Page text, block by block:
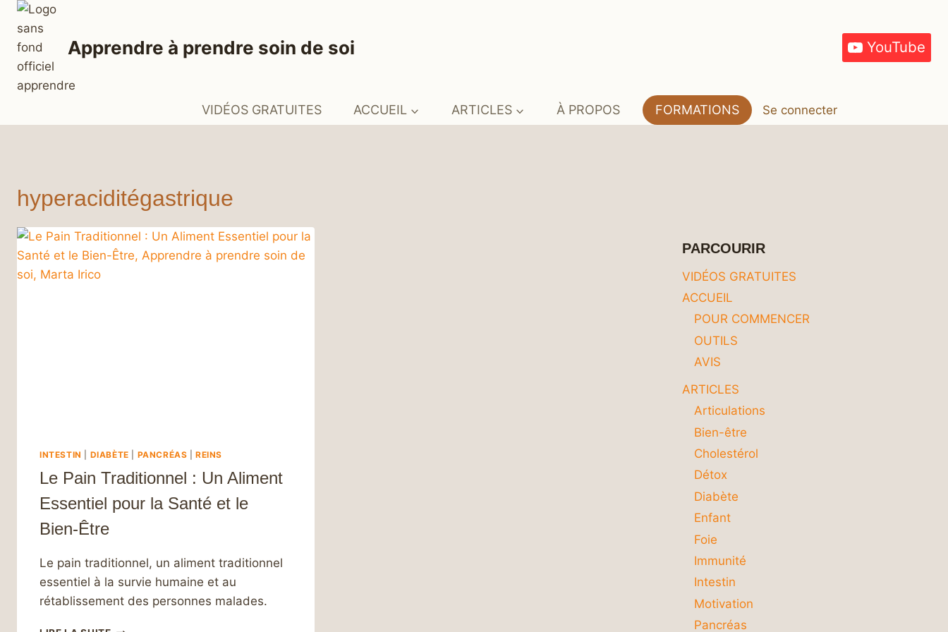
Aller
contenu
Apprendre à prendre soin de soi YouTube
VIDÉOS GRATUITES ACCUEIL ARTICLES À PROPOS FORMATIONS Se connecter
hyperaciditégastrique
INTESTIN DIABÈTE PANCRÉAS |REINS
Le Pain Traditionnel : Un Aliment
Essentiel pour la Santé et le
Bien-Être
Le pain traditionnel, un aliment traditionnel
essentiel à la survie humaine et au
rétablissement des personnes malades.
LE
PARCOURIR
VIDÉOS GRATUITES
ACCUEIL
POUR COMMENCER
OUTILS
AVIS
ARTICLES
Articulations
Bien-être
Cholestérol
Détox
Diabète
Enfant
Foie
Immunité
Intestin
Motivation
Pancréas